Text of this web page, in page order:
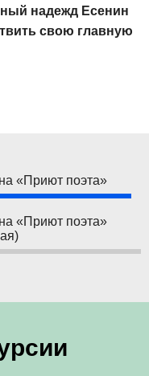
надежд Есенин
свою главную
«Приют поэта»
«Приют поэта»